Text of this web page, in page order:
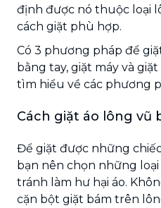
định được nó thuộc loại
cách giặt phù hợp.
Có 3 phương pháp để
bằng tay, giặt máy và
tìm hiểu về các phương
Cách giặt áo lông vũ
Để giặt được những
bạn nên chọn những
tránh làm hư hại áo.
cặn bột giặt bám trên